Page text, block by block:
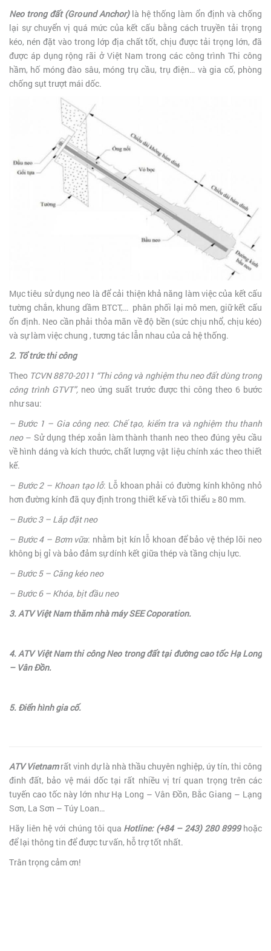
Neo trong đất (Ground Anchor) là hệ thống làm ổn định và chống
lại sự chuyển vị quá mức của kết cấu bằng cách truyền tải trọng
kéo, nén đặt vào trong lớp địa chất tốt, chịu được tải trọng lớn, đã
được áp dụng rộng rãi ở Việt Nam trong các công trình Thi công
hầm, hố móng đào sâu, móng trụ cầu, trụ điện… và gia cố, phòng
chống sụt trượt mái dốc.
Mục tiêu sử dụng neo là để cải thiện khả năng làm việc của kết cấu
tường chắn, khung dầm BTCT,… phân phối lại mô men, giữ kết cấu
ổn định. Neo cần phải thỏa mãn về độ bền (sức chịu nhổ, chịu kéo)
và sự làm việc chung , tương tác lẫn nhau của cả hệ thống.
2. Tổ trức thi công
Theo TCVN 8870-2011 “Thi công và nghiệm thu neo đất dùng trong
công trình GTVT”, neo ứng suất trước được thi công theo 6 bước
như sau:
– Bước 1 – Gia công neo: Chế tạo, kiểm tra và nghiệm thu thanh
neo– Sử dụng thép xoắn làm thành thanh neo theo đúng yêu cầu
về hình dáng và kích thước, chất lượng vật liệu chính xác theo thiết
kế.
– Bước 2 – Khoan tạo lỗ: Lỗ khoan phải có đường kính không nhỏ
hơn đường kính đã quy định trong thiết kế và tối thiểu ≥ 80 mm.
– Bước 3 – Lắp đặt neo
– Bước 4 – Bơm vữa: nhằm bịt kín lỗ khoan để bảo vệ thép lõi neo
không bị gỉ và bảo đảm sự dính kết giữa thép và tầng chịu lực.
– Bước 5 – Căng kéo neo
– Bước 6 – Khóa, bịt đầu neo
3. ATV Việt Nam thăm nhà máy SEE Coporation.
4. ATV Việt Nam thi công Neo trong đất tại đường cao tốc Hạ Long
– Vân Đồn.
5. Điển hình gia cố.
ATV Vietnamrất vinh dự là nhà thầu chuyên nghiệp, úy tín, thi công
đinh đất, bảo vệ mái dốc tại rất nhiều vị trí quan trọng trên các
tuyến cao tốc này lớn như Hạ Long – Vân Đồn, Bắc Giang – Lạng
Sơn, La Sơn – Túy Loan…
Hãy liên hệ với chúng tôi qua Hotline: (+84 – 243) 280 8999hoặc
để lại thông tin để được tư vấn, hỗ trợ tốt nhất.
Trân trọng cảm ơn!